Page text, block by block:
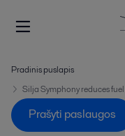
Pradinis puslapis
Silja Symphony reduces
Prašyti paslaugos